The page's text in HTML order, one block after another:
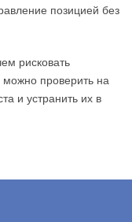
позицией без
рисковать
проверить на
и устранить их в